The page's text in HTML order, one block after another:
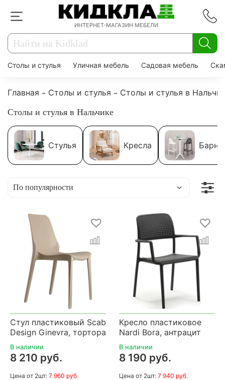
ИНТЕРНЕТ-МАГАЗИН МЕБЕЛИ
Столы и стулья Уличная мебель Садовая мебель
Главная Столы и стулья
Столы и стулья в
Столы и стулья в Нальчике
Стулья Кресла
Стул пластиковый Scab
Design Ginevra, тортора
В наличии
8 210 руб.
Цена от 2шт: 7 960 руб.
Кресло пластиковое
Nardi Bora, антрацит
В наличии
8 190 руб.
Цена от 2шт: 7 940 руб.